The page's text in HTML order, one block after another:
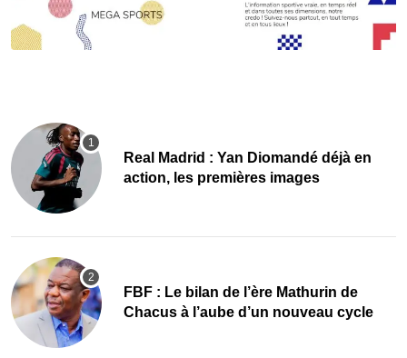
Real Madrid : Yan Diomandé déjà en
action, les premières images
FBF : Le bilan de l’ère Mathurin de
Chacus à l’aube d’un nouveau cycle